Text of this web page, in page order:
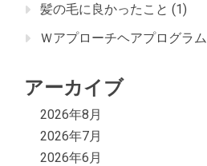
髪の毛に良かったこと (1)
Ｗアプローチヘアプログラム
アーカイブ
2026年8月
2026年7月
2026年6月